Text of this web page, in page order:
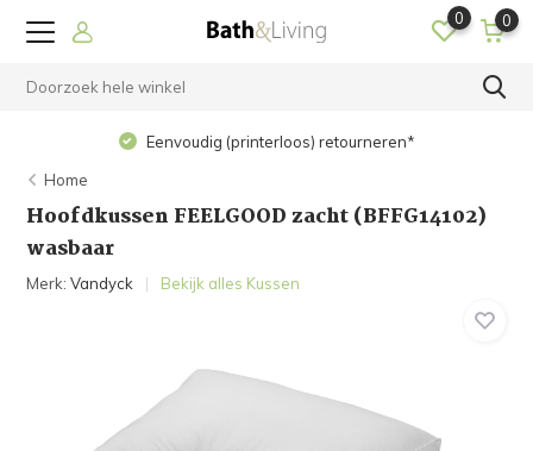
0 0
Eenvoudig (printerloos) retourneren*
Home
Hoofdkussen FEELGOOD zacht (BFFG14102)
wasbaar
Merk:Vandyck Bekijk alles Kussen